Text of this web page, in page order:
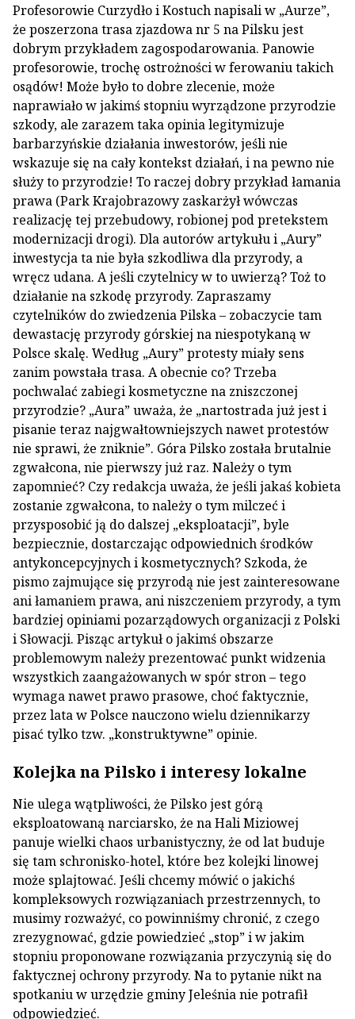
Profesorowie Curzydło i Kostuch napisali w „Aurze”,
że poszerzona trasa zjazdowa nr 5 na Pilsku jest
dobrym przykładem zagospodarowania. Panowie
profesorowie, trochę ostrożności w ferowaniu takich
osądów! Może było to dobre zlecenie, może
naprawiało w jakimś stopniu wyrządzone przyrodzie
szkody, ale zarazem taka opinia legitymizuje
barbarzyńskie działania inwestorów, jeśli nie
wskazuje się na cały kontekst działań, i na pewno nie
służy to przyrodzie! To raczej dobry przykład łamania
prawa (Park Krajobrazowy zaskarżył wówczas
realizację tej przebudowy, robionej pod pretekstem
modernizacji drogi). Dla autorów artykułu i „Aury”
inwestycja ta nie była szkodliwa dla przyrody, a
wręcz udana. A jeśli czytelnicy w to uwierzą? Toż to
działanie na szkodę przyrody. Zapraszamy
czytelników do zwiedzenia Pilska – zobaczycie tam
dewastację przyrody górskiej na niespotykaną w
Polsce skalę. Według „Aury” protesty miały sens
zanim powstała trasa. A obecnie co? Trzeba
pochwalać zabiegi kosmetyczne na zniszczonej
przyrodzie? „Aura” uważa, że „nartostrada już jest i
pisanie teraz najgwałtowniejszych nawet protestów
nie sprawi, że zniknie”. Góra Pilsko została brutalnie
zgwałcona, nie pierwszy już raz. Należy o tym
zapomnieć? Czy redakcja uważa, że jeśli jakaś kobieta
zostanie zgwałcona, to należy o tym milczeć i
przysposobić ją do dalszej „eksploatacji”, byle
bezpiecznie, dostarczając odpowiednich środków
antykoncepcyjnych i kosmetycznych? Szkoda, że
pismo zajmujące się przyrodą nie jest zainteresowane
ani łamaniem prawa, ani niszczeniem przyrody, a tym
bardziej opiniami pozarządowych organizacji z Polski
i Słowacji. Pisząc artykuł o jakimś obszarze
problemowym należy prezentować punkt widzenia
wszystkich zaangażowanych w spór stron – tego
wymaga nawet prawo prasowe, choć faktycznie,
przez lata w Polsce nauczono wielu dziennikarzy
pisać tylko tzw. „konstruktywne” opinie.
Kolejka na Pilsko i interesy lokalne
Nie ulega wątpliwości, że Pilsko jest górą
eksploatowaną narciarsko, że na Hali Miziowej
panuje wielki chaos urbanistyczny, że od lat buduje
się tam schronisko-hotel, które bez kolejki linowej
może splajtować. Jeśli chcemy mówić o jakichś
kompleksowych rozwiązaniach przestrzennych, to
musimy rozważyć, co powinniśmy chronić, z czego
zrezygnować, gdzie powiedzieć „stop” i w jakim
stopniu proponowane rozwiązania przyczynią się do
faktycznej ochrony przyrody. Na to pytanie nikt na
spotkaniu w urzędzie gminy Jeleśnia nie potrafił
odpowiedzieć.